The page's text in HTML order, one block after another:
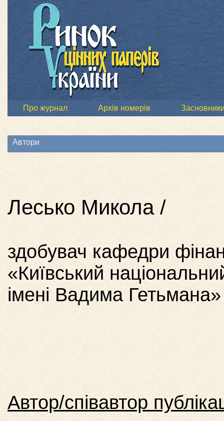
Про журнал Архів номерів
Автори
Лесько Микола /
здобувач кафедри
«Київський
імені Вадима Гетьмана»
Автор/співавтор